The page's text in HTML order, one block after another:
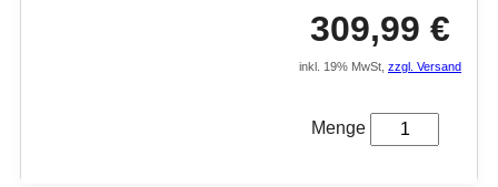
309,99 €
inkl. 19% MwSt, zzgl. Versand
Menge